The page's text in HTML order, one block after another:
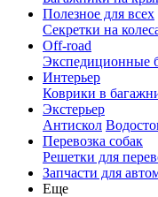
Полезное для всех
Секретки на
Off-road
Экспедиционные
Интерьер
Коврики в
Экстерьер
Антискол
Перевозка собак
Решетки для
Запчасти для
Еще